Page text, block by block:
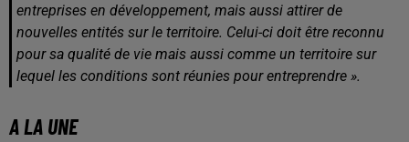
entreprises en développement, mais aussi attirer de
nouvelles entités sur le territoire. Celui-ci doit être reconnu
pour sa qualité de vie mais aussi comme un territoire sur
lequel les conditions sont réunies pour entreprendre ».
A LA UNE